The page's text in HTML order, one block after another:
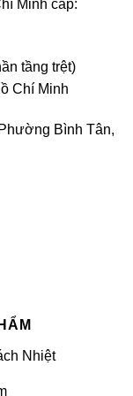
Minh cấp:
tầng trệt)
Chí Minh
Bình Tân,
Nhiệt